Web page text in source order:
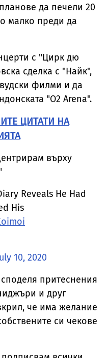
да печели 20
малко преди да
с "Цирк дю
сделка с "Найк",
филми и да
"O2 Arena".
ЦИТАТИ НА
върху
Reveals He Had
His
10, 2020
притеснения
и друг
че има желание
си чекове